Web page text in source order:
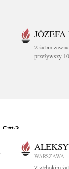
Z żalem
przeżywszy
WARSZAWA
Z głębokim